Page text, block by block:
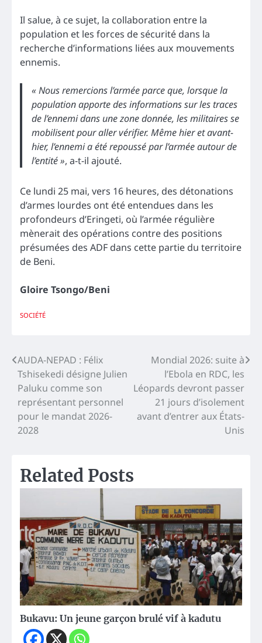
Il salue, à ce sujet, la collaboration entre la
population et les forces de sécurité dans la
recherche d’informations liées aux mouvements
ennemis.
« Nous remercions l’armée parce que, lorsque la
population apporte des informations sur les traces
de l’ennemi dans une zone donnée, les militaires se
mobilisent pour aller vérifier. Même hier et avant-
hier, l’ennemi a été repoussé par l’armée autour de
l’entité », a-t-il ajouté.
Ce lundi 25 mai, vers 16 heures, des détonations
d’armes lourdes ont été entendues dans les
profondeurs d’Eringeti, où l’armée régulière
mènerait des opérations contre des positions
présumées des ADF dans cette partie du territoire
de Beni.
Gloire Tsongo/Beni
SOCIÉTÉ
Navigation
de
l’article
AUDA-NEPAD : Félix
Tshisekedi désigne Julien
Paluku comme son
représentant personnel
pour le mandat 2026-
2028
Mondial 2026: suite à
l’Ebola en RDC, les
Léopards devront passer
21 jours d’isolement
avant d’entrer aux États-
Unis
Related Posts
Bukavu: Un jeune garçon brulé vif à kadutu